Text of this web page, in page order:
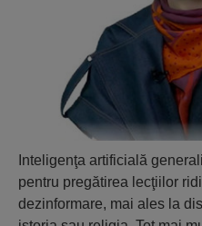
Inteligenţa artificială
pentru pregătirea lecţiilor
dezinformare, mai ales la